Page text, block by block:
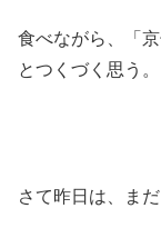
食べながら、「
とつくづく思う。
さて昨日は、ま